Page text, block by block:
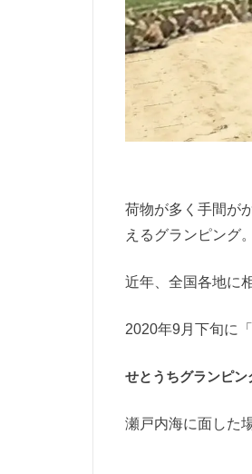
荷物が多く手間が
えるグランピング。
近年、全国各地に
2020年9月下旬に
せとうちグランピン
瀬戸内海に面した